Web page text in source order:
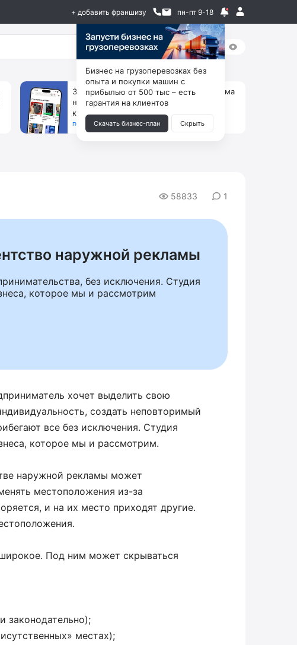
+ добавить франшизу пн-пт 9-18
За 90 тыс. открой магазин на Авито, дома
ни коробок, ни товара, ни склада, зато
каждый месяц +125 тыс. чистыми
получить бизнес-план ↓
58833 1
наружной рекламы
без исключения. Студия
которое мы и рассмотрим
хочет выделить свою
создать неповторимый
все без исключения. Студия
которое мы и рассмотрим.
наружной рекламы может
местоположения из-за
и на их место приходят другие.
Под ним может скрываться
законодательно);
местах);
Бизнес на грузоперевозках без
опыта и покупки машин с
прибылью от 500 тыс – есть
гарантия на клиентов
Скачать бизнес-план Скрыть